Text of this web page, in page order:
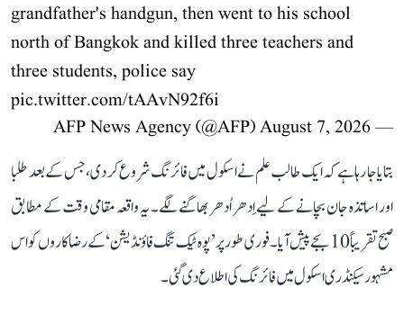
grandfather's handgun, then went to his school
north of Bangkok and killed three teachers and
three students, police say
pic.twitter.com/tAAvN92f6i
— AFP News Agency (@AFP)
August 7, 2026
بتایا جا رہا ہے کہ ایک طالب علم نے اسکول میں فائرنگ شروع کر دی، جس کے بعد طلبا
اور اساتذہ جان بچانے کے لیے اِدھر اُدھر بھاگنے لگے۔ یہ واقعہ مقامی وقت کے مطابق
صبح تقریباً 10 بجے پیش آیا۔ فوری طور پر ’پوہ ٹیک تنگ فاؤنڈیشن‘ کے رضاکاروں کو اس
مشہور سیکنڈری اسکول میں فائرنگ کی اطلاع دی گئی۔